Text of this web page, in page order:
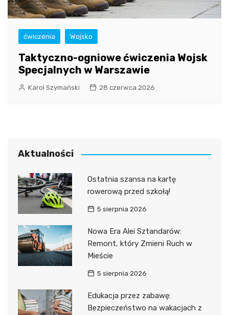
ćwiczenia Wojsko
Taktyczno-ogniowe ćwiczenia Wojsk
Specjalnych w Warszawie
Karol Szymański 28 czerwca 2026
Aktualności
Ostatnia szansa na kartę
rowerową przed szkołą!
5 sierpnia 2026
Nowa Era Alei Sztandarów:
Remont, który Zmieni Ruch w
Mieście
5 sierpnia 2026
Edukacja przez zabawę:
Bezpieczeństwo na wakacjach z